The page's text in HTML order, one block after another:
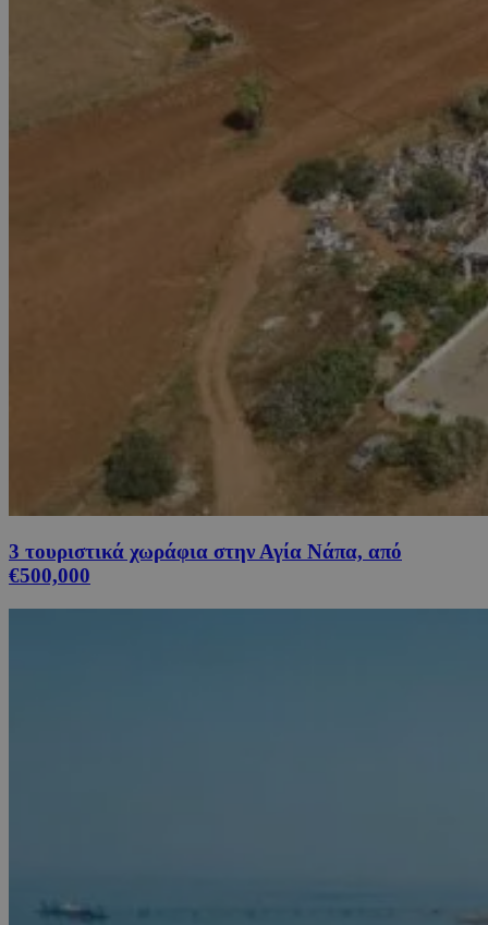
3 τουριστικά χωράφια στην Αγία Νάπα, από
€500,000